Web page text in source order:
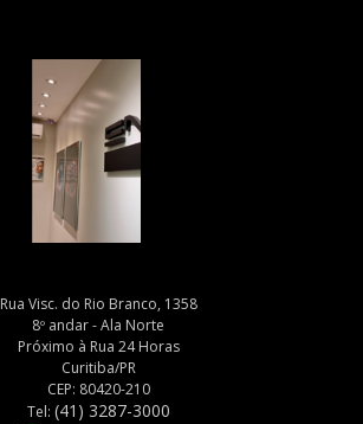
Rua Visc. do Rio Branco, 1358
8º andar - Ala Norte
Próximo à Rua 24 Horas
Curitiba/PR
CEP: 80420-210
Tel: (41) 3287-3000